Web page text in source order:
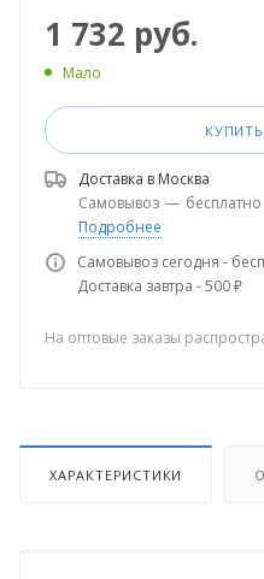
1 732 руб.
Мало
Доставка в Москва
Самовывоз — бесплатно
Подробнее
Самовывоз сегодня -
Доставка завтра - 500 ₽
На оптовые заказы
ХАРАКТЕРИСТИКИ